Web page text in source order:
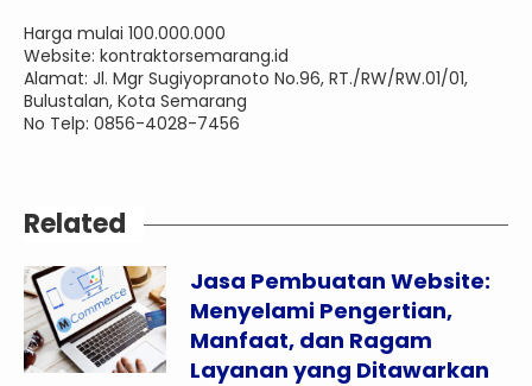
Harga mulai 100.000.000
Website: kontraktorsemarang.id
Alamat: Jl. Mgr Sugiyopranoto No.96, RT./RW/RW.01/01,
Bulustalan, Kota Semarang
No Telp: 0856-4028-7456
Related
Jasa Pembuatan Website:
Menyelami Pengertian,
Manfaat, dan Ragam
Layanan yang Ditawarkan